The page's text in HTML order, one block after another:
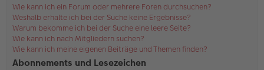
Wie kann ich ein Forum oder mehrere Foren durchsuchen?
Weshalb erhalte ich bei der Suche keine Ergebnisse?
Warum bekomme ich bei der Suche eine leere Seite?
Wie kann ich nach Mitgliedern suchen?
Wie kann ich meine eigenen Beiträge und Themen finden?
Abonnements und Lesezeichen